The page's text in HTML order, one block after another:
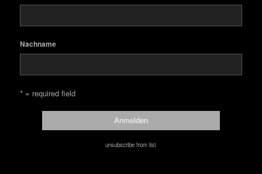
Nachname
* = required field
unsubscribe from list